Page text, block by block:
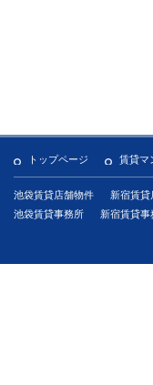
トップページ 賃貸マ
池袋賃貸店舗物件 新宿賃貸
池袋賃貸事務所
新宿賃貸事